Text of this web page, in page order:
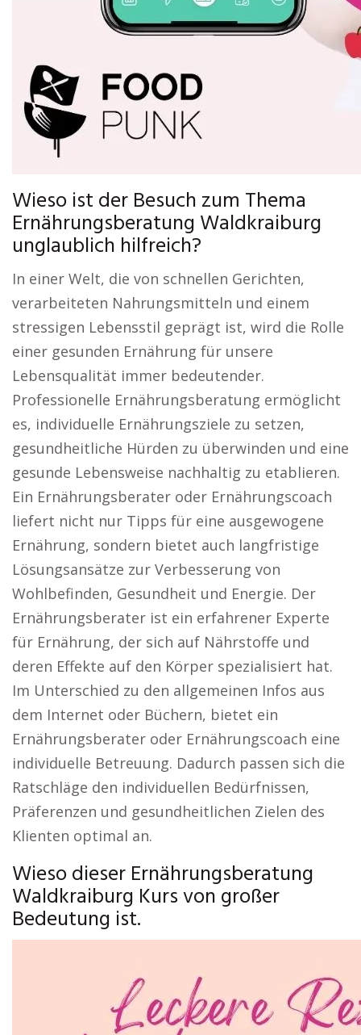
Wieso ist der Besuch zum Thema
Ernährungsberatung Waldkraiburg
unglaublich hilfreich?
In einer Welt, die von schnellen Gerichten,
verarbeiteten Nahrungsmitteln und einem
stressigen Lebensstil geprägt ist, wird die Rolle
einer gesunden Ernährung für unsere
Lebensqualität immer bedeutender.
Professionelle Ernährungsberatung ermöglicht
es, individuelle Ernährungsziele zu setzen,
gesundheitliche Hürden zu überwinden und eine
gesunde Lebensweise nachhaltig zu etablieren.
Ein Ernährungsberater oder Ernährungscoach
liefert nicht nur Tipps für eine ausgewogene
Ernährung, sondern bietet auch langfristige
Lösungsansätze zur Verbesserung von
Wohlbefinden, Gesundheit und Energie. Der
Ernährungsberater ist ein erfahrener Experte
für Ernährung, der sich auf Nährstoffe und
deren Effekte auf den Körper spezialisiert hat.
Im Unterschied zu den allgemeinen Infos aus
dem Internet oder Büchern, bietet ein
Ernährungsberater oder Ernährungscoach eine
individuelle Betreuung. Dadurch passen sich die
Ratschläge den individuellen Bedürfnissen,
Präferenzen und gesundheitlichen Zielen des
Klienten optimal an.
Wieso dieser Ernährungsberatung
Waldkraiburg Kurs von großer
Bedeutung ist.